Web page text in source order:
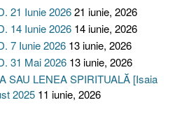
21 Iunie 202621 iunie, 2026
14 Iunie 2026 14 iunie, 2026
7 Iunie 2026 13 iunie, 2026
31 Mai 2026 13 iunie, 2026
SAU LENEA SPIRITUALĂ [Isaia
2025 11 iunie, 2026